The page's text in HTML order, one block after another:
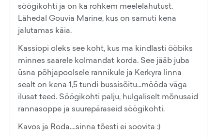
söögikohti ja on ka rohkem meelelahutust.
Lähedal Gouvia Marine, kus on samuti kena
jalutamas käia.
Kassiopi oleks see koht, kus ma kindlasti ööbiks
minnes saarele kolmandat korda. See jääb juba
üsna põhjapoolsele rannikule ja Kerkyra linna
sealt on kena 1,5 tundi bussisõitu...mööda väga
ilusat teed. Söögikohti palju, hulgaliselt mõnusaid
rannasoppe ja suurepäraseid söögikohti.
Kavos ja Roda....sinna tõesti ei soovita :)